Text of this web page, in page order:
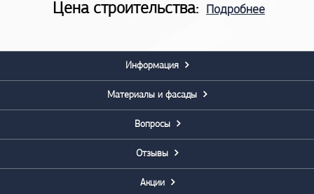
Цена строительства:
Подробнее
Информация
Материалы и фасады
Вопросы
Отзывы
Акции